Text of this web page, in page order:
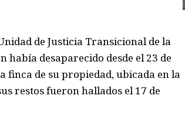
de Justicia Transicional de la
había desaparecido desde el 23 de
finca de su propiedad, ubicada en la
restos fueron hallados el 17 de